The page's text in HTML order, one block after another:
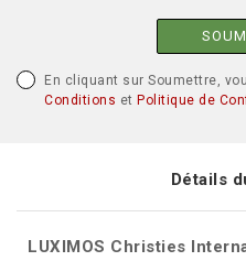
En cliquant sur Soumettre,
Conditions et Politique de
Détails
LUXIMOS Christies